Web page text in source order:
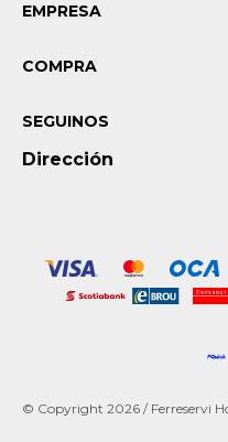
EMPRESA
COMPRA
Dirección
SEGUINOS
© Copyright 2026 / Ferreservi